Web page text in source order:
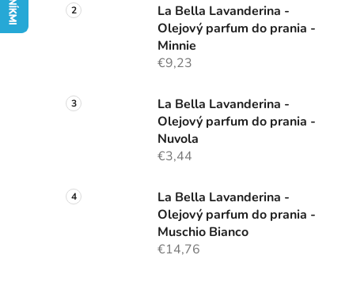
n
La Bella Lavanderina -
Olejový parfum do prania -
Minnie
€9,23
La Bella Lavanderina -
Olejový parfum do prania -
Nuvola
€3,44
La Bella Lavanderina -
Olejový parfum do prania -
Muschio Bianco
€14,76